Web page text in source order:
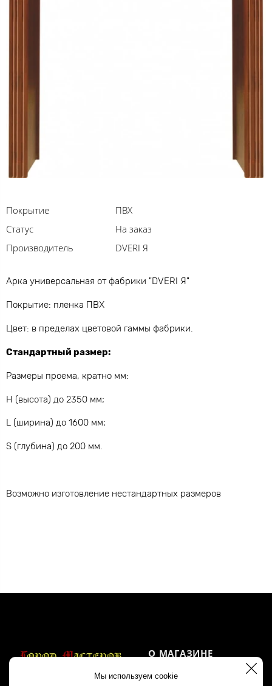
Покрытие
ПВХ
Статус
На заказ
Производитель
DVERI Я
Арка универсальная от фабрики "DVERI Я"
Покрытие: пленка ПВХ
Цвет: в пределах цветовой гаммы фабрики.
Стандартный размер:
Размеры проема, кратно мм:
Н (высота) до 2350 мм;
L (ширина) до 1600 мм;
S (глубина) до 200 мм.
Возможно изготовление нестандартных размеров
Мы используем cookie
О МАГАЗИНЕ
Акции